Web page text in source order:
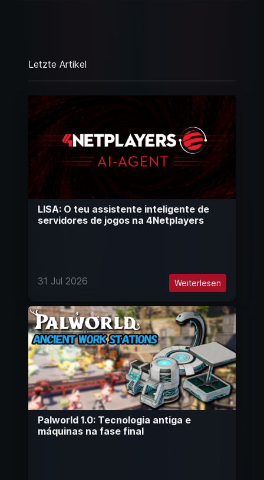
Letzte Artikel
LISA: O teu assistente inteligente de
servidores de jogos na 4Netplayers
31 Jul 2026 Weiterlesen
Palworld 1.0: Tecnologia antiga e
máquinas na fase final